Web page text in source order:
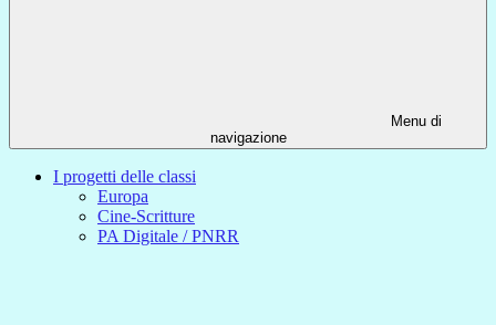
Menu di
navigazione
I progetti delle classi
Europa
Cine-Scritture
PA Digitale / PNRR